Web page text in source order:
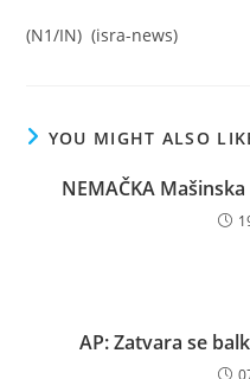
(N1/IN) (isra-news)
YOU MIGHT ALSO
NEMAČKA
AP: Zatvara se